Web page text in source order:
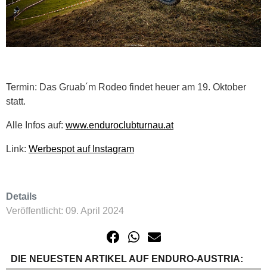
Termin: Das Gruab´m Rodeo findet heuer am 19. Oktober
statt.
Alle Infos auf: www.enduroclubturnau.at
Link: Werbespot auf Instagram
Details
Veröffentlicht: 09. April 2024
DIE NEUESTEN ARTIKEL AUF ENDURO-AUSTRIA: